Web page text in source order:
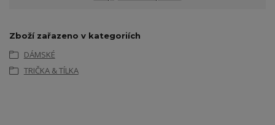
Zboží zařazeno v kategoriích
DÁMSKÉ
TRIČKA & TÍLKA